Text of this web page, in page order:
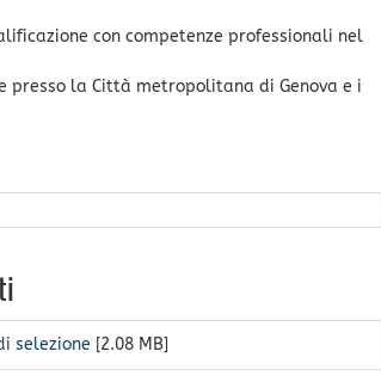
con competenze professionali nel
presso la Città metropolitana di Genova e i
selezione [2.08 MB]